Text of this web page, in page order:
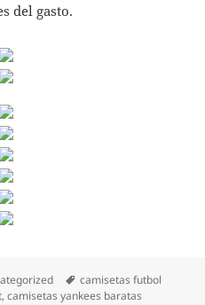
del gasto.
Etiquetas
camisetas futbol
,camisetas yankees baratas